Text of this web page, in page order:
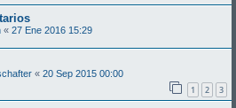
« 27 Ene 2016 15:29
« 20 Sep 2015 00:00
1 2 3